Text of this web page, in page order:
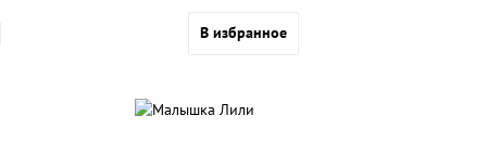
В избранное